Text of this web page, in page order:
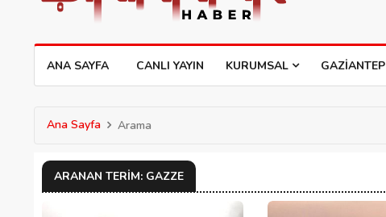
ANA SAYFA CANLI YAYIN KURUMSAL GAZIANTEP
Ana Sayfa Arama
ARANAN TERIM: GAZZE